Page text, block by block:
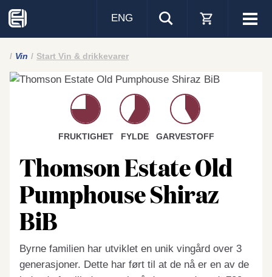
Visa
ENG
Vin Start Vin & drikkevarer
FRUKTIGHET FYLDE GARVESTOFF
Thomson Estate Old
Pumphouse Shiraz
BiB
Byrne familien har utviklet en unik vingård over 3
generasjoner. Dette har ført til at de nå er en av de